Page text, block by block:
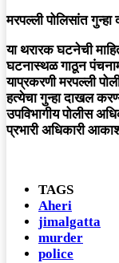
मरपल्ली पोलिसांत
या थरारक घटनेची
घटनास्थळ गाठून
याप्रकरणी मरपल्ली
हत्येचा गुन्हा दाखल
उपविभागीय पोलीस
प्रभारी अधिकारी
TAGS
Aheri
jimalgatta
murder
police